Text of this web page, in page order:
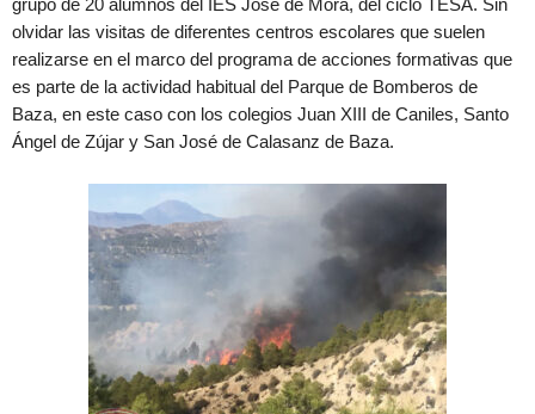
grupo de 20 alumnos del IES José de Mora, del ciclo TESA. Sin
olvidar las visitas de diferentes centros escolares que suelen
realizarse en el marco del programa de acciones formativas que
es parte de la actividad habitual del Parque de Bomberos de
Baza, en este caso con los colegios Juan XIII de Caniles, Santo
Ángel de Zújar y San José de Calasanz de Baza.